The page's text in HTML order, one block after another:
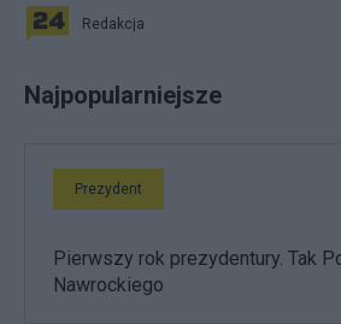
Redakcja
Najpopularniejsze
Prezydent
Pierwszy rok prezydentury. Tak
Nawrockiego